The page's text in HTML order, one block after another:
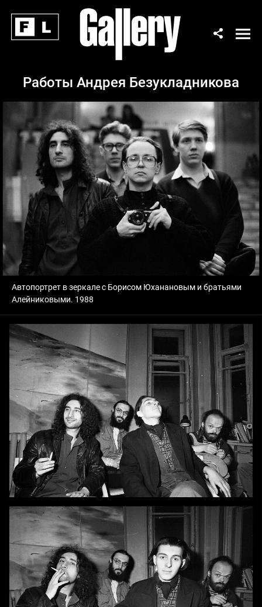
Работы Андрея Безукладникова
Автопортрет в зеркале с Борисом Юханановым и братьями
Алейниковыми. 1988